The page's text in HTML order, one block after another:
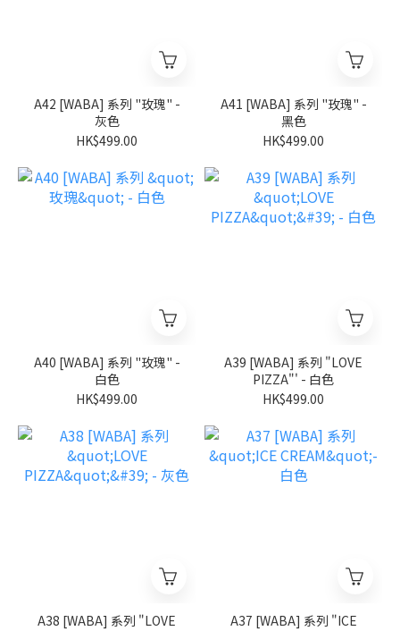
A42 [WABA] 系列 "玫瑰" -
灰色
HK$499.00
A41 [WABA] 系列 "玫瑰" -
黑色
HK$499.00
A40 [WABA] 系列 "玫瑰" -
白色
HK$499.00
A39 [WABA] 系列 "LOVE
PIZZA"' - 白色
HK$499.00
A38 [WABA] 系列 "LOVE
A37 [WABA] 系列 "ICE